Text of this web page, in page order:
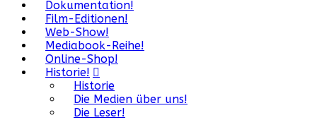
Dokumentation!
Film-Editionen!
Web-Show!
Mediabook-Reihe!
Online-Shop!
Historie!
Historie
Die Medien über uns!
Die Leser!